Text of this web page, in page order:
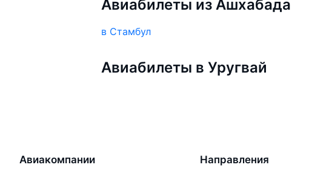
Авиабилеты из Ашхабада
в Стамбул
Авиабилеты в Уругвай
Авиакомпании Направления